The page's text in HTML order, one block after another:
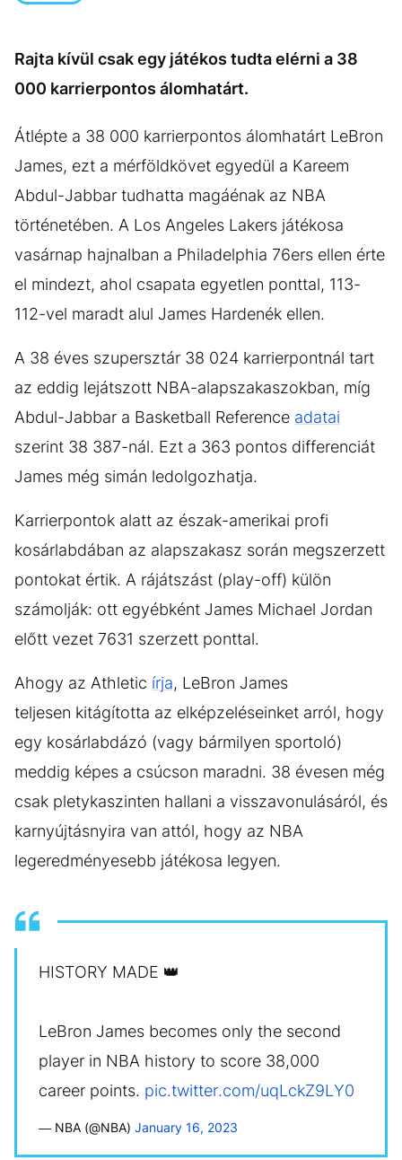
KÖZÉLET
BESZÉLGETÉSEK ARCOK
Rajta kívül csak egy játékos tudta elérni a 38
000 karrierpontos álomhatárt.
Átlépte a 38 000 karrierpontos álomhatárt LeBron
James, ezt a mérföldkövet egyedül a Kareem
Abdul-Jabbar tudhatta magáénak az NBA
történetében. A Los Angeles Lakers játékosa
vasárnap hajnalban a Philadelphia 76ers ellen érte
el mindezt, ahol csapata egyetlen ponttal, 113-
112-vel maradt alul James Hardenék ellen.
A 38 éves szupersztár 38 024 karrierpontnál tart
az eddig lejátszott NBA-alapszakaszokban, míg
Abdul-Jabbar a Basketball Reference adatai
szerint 38 387-nál. Ezt a 363 pontos differenciát
James még simán ledolgozhatja.
Karrierpontok alatt az észak-amerikai profi
kosárlabdában az alapszakasz során megszerzett
pontokat értik. A rájátszást (play-off) külön
számolják: ott egyébként James Michael Jordan
előtt vezet 7631 szerzett ponttal.
Ahogy az Athletic írja, LeBron James
teljesen kitágította az elképzeléseinket arról, hogy
egy kosárlabdázó (vagy bármilyen sportoló)
meddig képes a csúcson maradni. 38 évesen még
csak pletykaszinten hallani a visszavonulásáról, és
karnyújtásnyira van attól, hogy az NBA
legeredményesebb játékosa legyen.
HISTORY MADE 👑
LeBron James becomes only the second
player in NBA history to score 38,000
career points. pic.twitter.com/uqLckZ9LY0
— NBA (@NBA) January 16, 2023